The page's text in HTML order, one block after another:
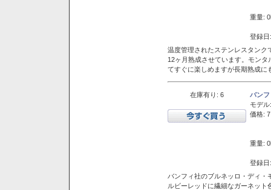
重量:
登録
温度管理されたステンレスタンク
12ヶ月熟成させています。モン
てすぐに楽しめますが長期熟成に
在庫有り: 6
バン
モデル:
価格:
重量:
登録
バンフィ社のブルネッロ・ディ
ルビーレッドに繊細なガーネッ